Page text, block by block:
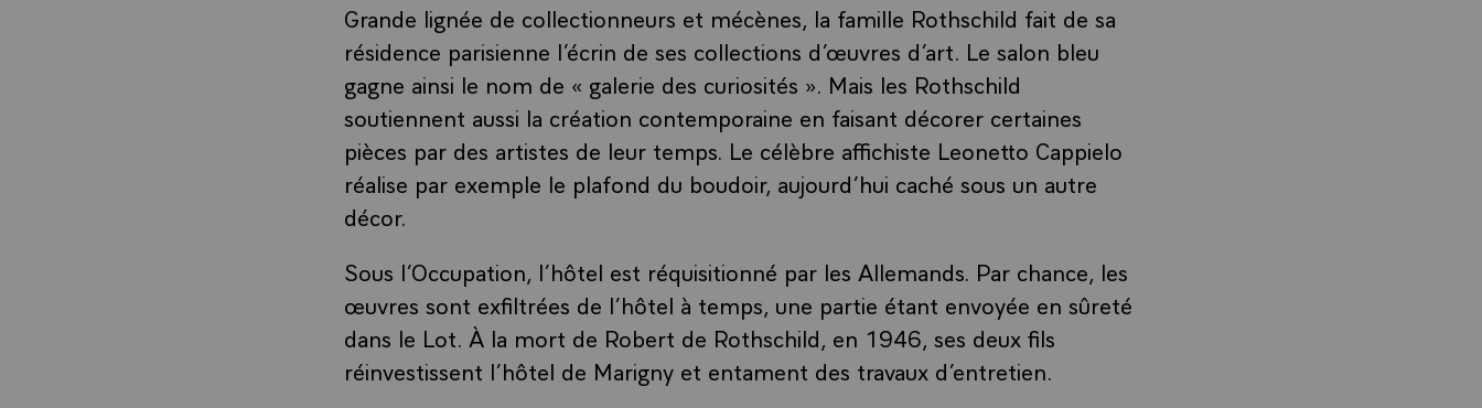
Grande lignée de collectionneurs et mécènes, la famille Rothschild fait de sa
résidence parisienne l’écrin de ses collections d’œuvres d’art. Le salon bleu
gagne ainsi le nom de « galerie des curiosités ». Mais les Rothschild
soutiennent aussi la création contemporaine en faisant décorer certaines
pièces par des artistes de leur temps. Le célèbre affichiste Leonetto Cappielo
réalise par exemple le plafond du boudoir, aujourd’hui caché sous un autre
décor.
Sous l’Occupation, l’hôtel est réquisitionné par les Allemands. Par chance, les
œuvres sont exfiltrées de l’hôtel à temps, une partie étant envoyée en sûreté
dans le Lot. À la mort de Robert de Rothschild, en 1946, ses deux fils
réinvestissent l’hôtel de Marigny et entament des travaux d’entretien.